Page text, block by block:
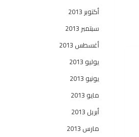
أكتوبر 2013
سبتمبر 2013
أغسطس 2013
يوليو 2013
يونيو 2013
مايو 2013
أبريل 2013
مارس 2013